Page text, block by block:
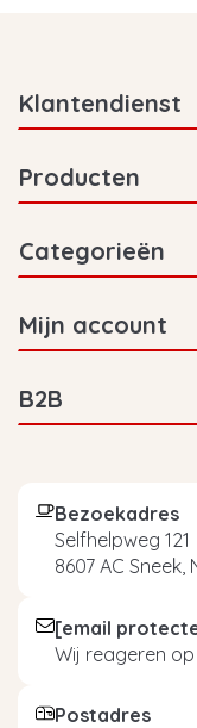
Klantendienst
Producten
Categorieën
Mijn account
B2B
Bezoekadres
Selfhelpweg 121
8607 AC Sneek,
[email
Wij reageren
Postadres